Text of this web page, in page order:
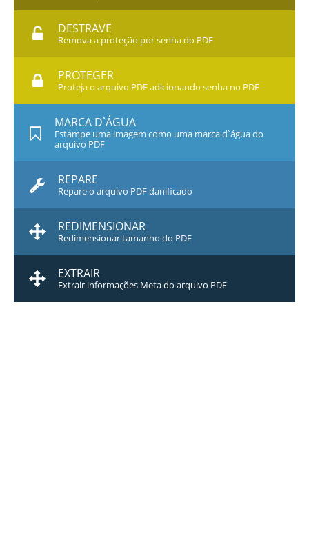
DESTRAVE
Remova a proteção por senha do PDF
PROTEGER
Proteja o arquivo PDF adicionando senha no PDF
MARCA D`ÁGUA
Estampe uma imagem como uma marca d`água do
arquivo PDF
REPARE
Repare o arquivo PDF danificado
REDIMENSIONAR
Redimensionar tamanho do PDF
EXTRAIR
Extrair informações Meta do arquivo PDF